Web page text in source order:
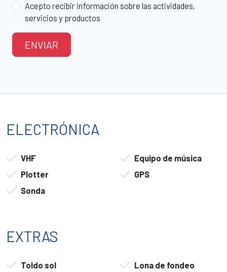
Acepto recibir información sobre las actividades,
servicios y productos
ENVIAR
ELECTRÓNICA
VHF
Equipo de música
Plotter
GPS
Sonda
EXTRAS
Toldo sol Lona de fondeo